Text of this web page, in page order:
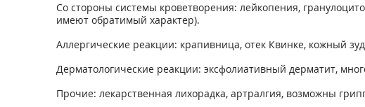
Со стороны системы кроветворения: лейкопения,
имеют обратимый характер).
Аллергические реакции: крапивница, отек Квинке, кожный
Дерматологические реакции: эксфолиативный дерматит,
Прочие: лекарственная лихорадка, артралгия, возможны